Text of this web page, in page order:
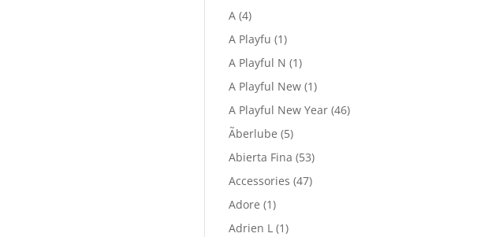
A (4)
A Playfu (1)
A Playful N (1)
A Playful New (1)
A Playful New Year (46)
Ãberlube (5)
Abierta Fina (53)
Accessories (47)
Adore (1)
Adrien L (1)